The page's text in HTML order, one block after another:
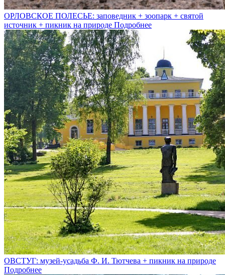
ОРЛОВСКОЕ ПОЛЕСЬЕ: заповедник + зоопарк + святой
источник + пикник на природе Подробнее
ОВСТУГ: музей-усадьба Ф. И. Тютчева + пикник на природе
Подробнее